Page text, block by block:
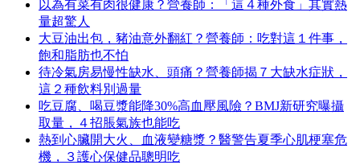
以為有菜有肉很健康？營養師：「這４種外食」其實熱
量超驚人
大豆油出包，豬油意外翻紅？營養師：吃對這１件事，
飽和脂肪也不怕
待冷氣房易慢性缺水、頭痛？營養師揭７大缺水症狀，
這２種飲料別過量
吃豆腐、喝豆漿能降30%高血壓風險？BMJ新研究曝攝
取量，４招脹氣族也能吃
熱到心臟開大火、血液變糖漿？醫警告夏季心肌梗塞危
機，３護心保健品聰明吃